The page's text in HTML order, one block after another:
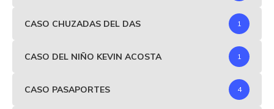
CASO CHUZADAS DEL DAS 1
CASO DEL NIÑO KEVIN ACOSTA 1
CASO PASAPORTES 4